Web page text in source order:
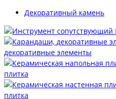
Декоративный камень
декоративные элементы
плитка
плитка